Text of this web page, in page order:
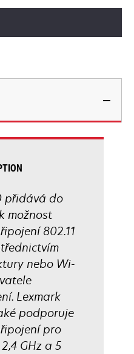
přidává do
možnost
802.11
nebo Wi-
Lexmark
podporuje
pro
GHz a 5